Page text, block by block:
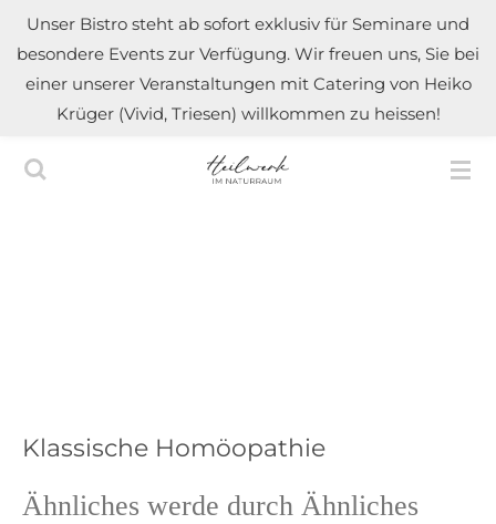
Zum
Hauptinhalt
springen
Unser Bistro steht ab sofort exklusiv für Seminare und
besondere Events zur Verfügung. Wir freuen uns, Sie bei
einer unserer Veranstaltungen mit Catering von Heiko
Krüger (Vivid, Triesen) willkommen zu heissen!
Klassische Homöopathie
Ähnliches werde durch Ähnliches